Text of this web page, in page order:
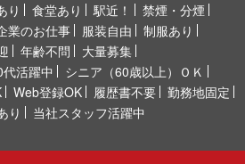
り 食堂あり 駅近！
禁煙・分煙
業のお仕事 服装自由
制服あり
年齢不問
大量募集
活躍中
シニア（60歳以上）ＯＫ
Web登録OK 履歴書不要
勤務地固定
り 当社スタッフ活躍中